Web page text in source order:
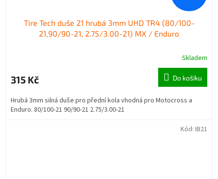
Tire Tech duše 21 hrubá 3mm UHD TR4 (80/100-
21,90/90-21, 2.75/3.00-21) MX / Enduro
Skladem
315 Kč Do košíku
Hrubá 3mm silná duše pro přední kola vhodná pro Motocross a
Enduro. 80/100-21 90/90-21 2.75/3.00-21
Kód: IB21